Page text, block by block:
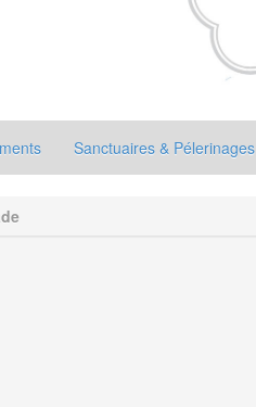
Sanctuaires & Pélerinages